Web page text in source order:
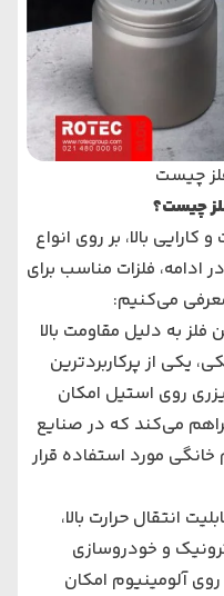
چیست
چیست؟
بالا، بر روی انواع
ادامه، فلزات مناسب برای
می‌کنیم:
فلز به دلیل مقاومت بالا
یکی از پرکاربردترین
روی استیل امکان
می‌کند که در صنایع
مورد استفاده قرار
انتقال حرارت بالا،
و خودروسازی
آلومینیوم امکان